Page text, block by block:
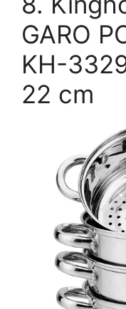
GARO
KH-
22 cm